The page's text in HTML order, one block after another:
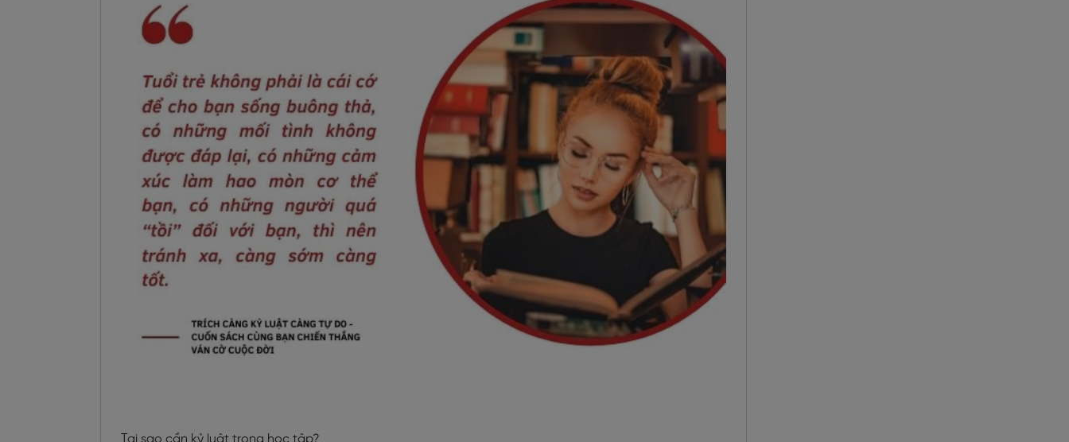
Tại sao cần kỷ luật trong học tập?